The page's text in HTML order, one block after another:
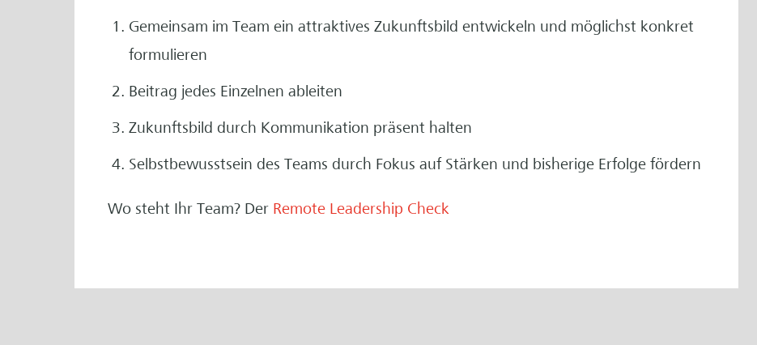
Gemeinsam im Team ein attraktives Zukunftsbild entwickeln und möglichst konkret
formulieren
Beitrag jedes Einzelnen ableiten
Zukunftsbild durch Kommunikation präsent halten
Selbstbewusstsein des Teams durch Fokus auf Stärken und bisherige Erfolge fördern
Wo steht Ihr Team? Der Remote Leadership Check